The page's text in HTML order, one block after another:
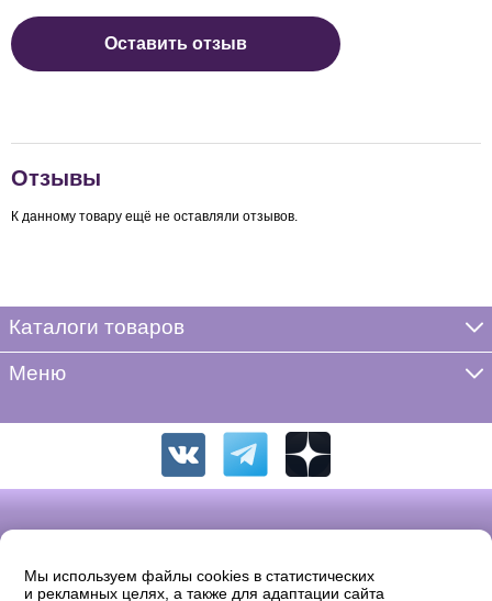
Оставить отзыв
Отзывы
К данному товару ещё не оставляли отзывов.
Каталоги товаров
Меню
Мы используем файлы cookies в статистических
и рекламных целях, а также для адаптации сайта